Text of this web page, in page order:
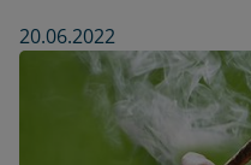
20.06.2022